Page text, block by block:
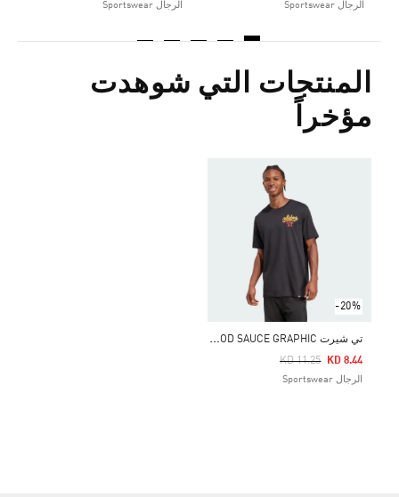
الرجال Sportswear الرجال Sportswear
المنتجات التي شوهدت
مؤخراً
-20%
ت
ي شيرت FOOD SAUCE GRAPHIC
Price Reduced From
KD 11.25
To KD 8.44
الرجال Sportswear